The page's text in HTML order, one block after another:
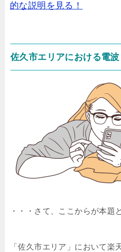
的な説明を見る！
佐久市エリアにおける電
・・・さて、ここからが本題
「佐久市エリア」において楽